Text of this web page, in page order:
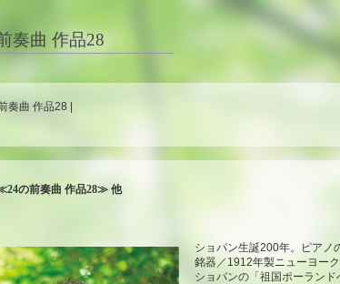
奏曲 作品28
曲 作品28 |
の前奏曲 作品28≫ 他
ショパン生誕200年。ピアノ
銘器／1912年製ニューヨー
ショパンの「祖国ポーランド